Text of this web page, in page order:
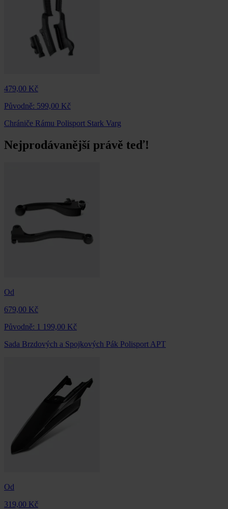
479,00 Kč
Původně: 599,00 Kč
Chrániče Rámu Polisport Stark Varg
Nejprodávanější právě teď!
Od
679,00 Kč
Původně: 1 199,00 Kč
Sada Brzdových a Spojkových Pák Polisport APT
Od
319,00 Kč